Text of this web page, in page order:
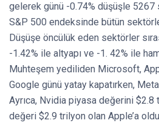
gelerek günü -0.74% düşüşle 5267
S&P 500 endeksinde bütün
Düşüşe öncülük eden sektörler
-1.42% ile altyapı ve -1. 42% ile
Muhteşem yediliden Microsoft,
Google günü yatay kapatırken,
Ayrıca, Nvidia piyasa değerini $2.8
değeri $2.9 trilyon olan Apple’a